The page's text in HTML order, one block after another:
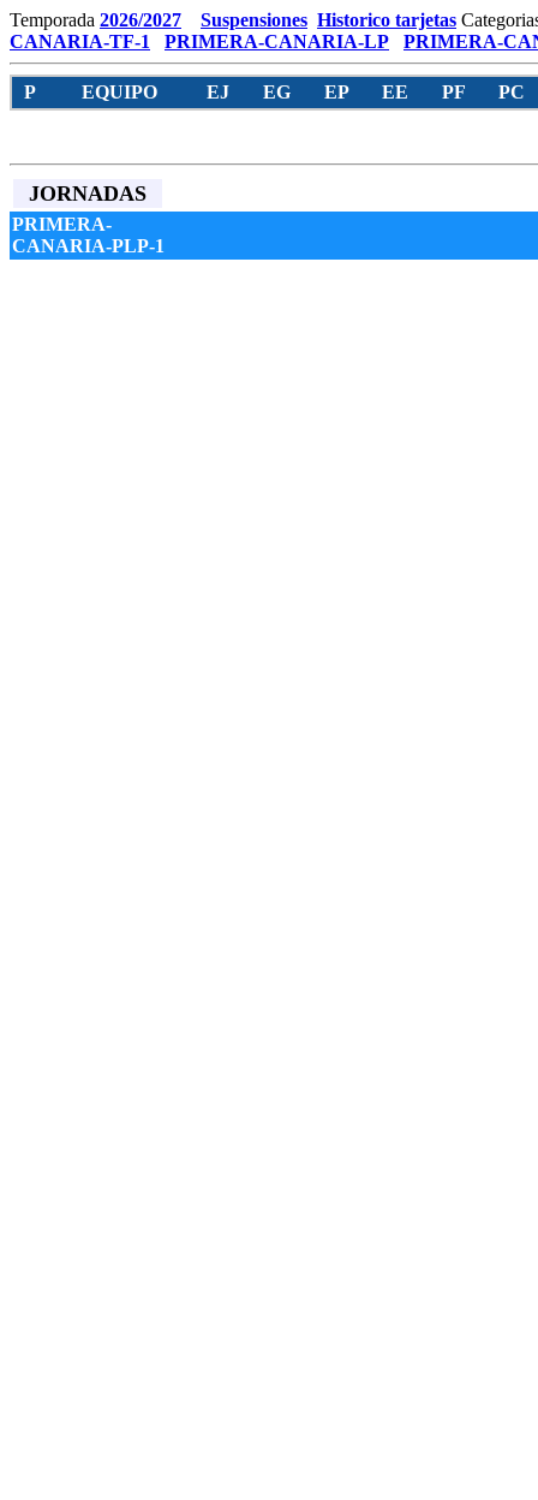
Temporada 2026/2027 Suspensiones Historico tarjetas
CANARIA-TF-1
PRIMERA-CANARIA-LP PRIMERA-
P EQUIPO EJ EG EP EE PF PC
JORNADAS
PRIMERA-
CANARIA-PLP-1